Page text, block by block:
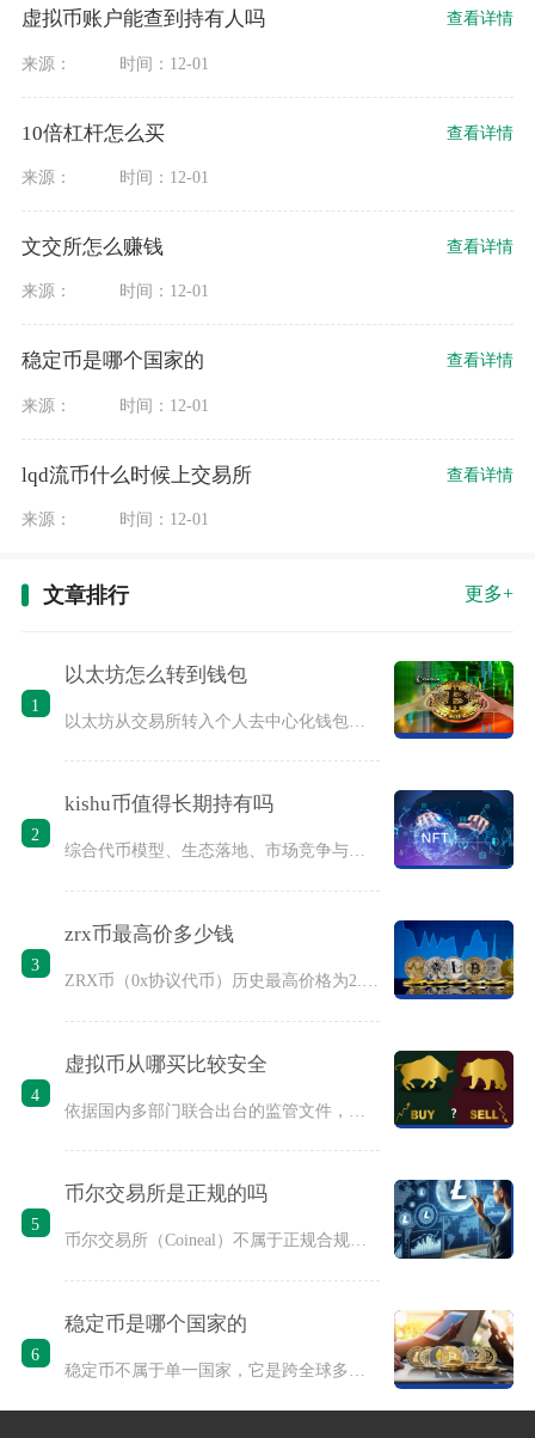
虚拟币账户能查到持有人吗 查看详情
来源： 时间：12-01
10倍杠杆怎么买 查看详情
来源： 时间：12-01
文交所怎么赚钱 查看详情
来源： 时间：12-01
稳定币是哪个国家的 查看详情
来源： 时间：12-01
lqd流币什么时候上交易所 查看详情
来源： 时间：12-01
文章排行 更多+
1
以太坊怎么转到钱包
以太坊从交易所转入个人去中心化钱包，核心流程为获取ERC原生
2
kishu币值得长期持有吗
综合代币模型、生态落地、市场竞争与行情走势普通投资者并不适合
3
zrx币最高价多少钱
4
虚拟币从哪买比较安全
5
币尔交易所是正规的吗
币尔交易所（Coineal）不属于正规合规交易平台，无论是面
6
稳定币是哪个国家的